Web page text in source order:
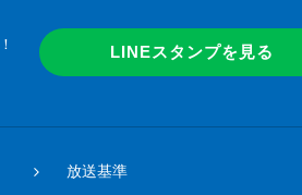
LINEスタンプを見る
放送基準